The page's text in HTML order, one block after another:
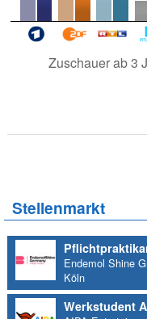
Zuschauer ab 3
Stellenmarkt
Endemol Shine
Köln
Werkstudent